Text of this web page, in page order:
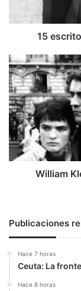
15
William
Klein:
“Una
buena
foto
debe
contar
sentimientos”
William
Publicaciones
Hace 7 horas
Ceuta: La
Hace 8 horas